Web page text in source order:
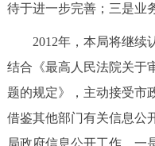
待于进一步完善；三是业
2012年，本局将继续认
结合《最高人民法院关于
题的规定》，主动接受市
借鉴其他部门有关信息公
局政府信息公开工作。一